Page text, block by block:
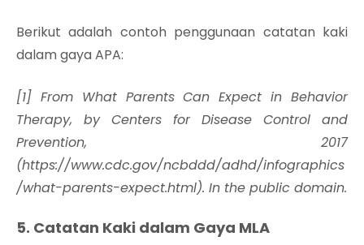
Berikut adalah contoh penggunaan catatan kaki
dalam gaya APA:
[1] From What Parents Can Expect in Behavior
Therapy, by Centers for Disease Control and
Prevention, 2017
(https://www.cdc.gov/ncbddd/adhd/infographics
/what-parents-expect.html). In the public domain.
5. Catatan Kaki dalam Gaya MLA